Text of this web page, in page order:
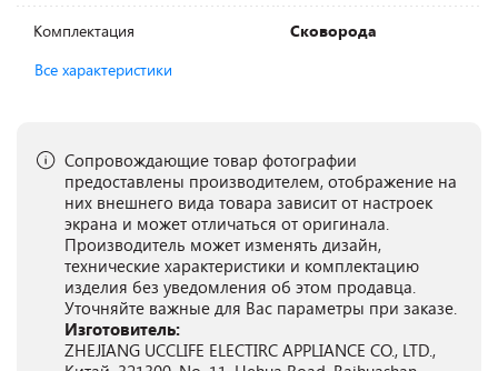
Комплектация
Сковорода
Все характеристики
Сопровождающие товар фотографии
предоставлены производителем, отображение на
них внешнего вида товара зависит от настроек
экрана и может отличаться от оригинала.
Производитель может изменять дизайн,
технические характеристики и комплектацию
изделия без уведомления об этом продавца.
Уточняйте важные для Вас параметры при заказе.
Изготовитель:
ZHEJIANG UCCLIFE ELECTIRC APPLIANCE CO., LTD.,